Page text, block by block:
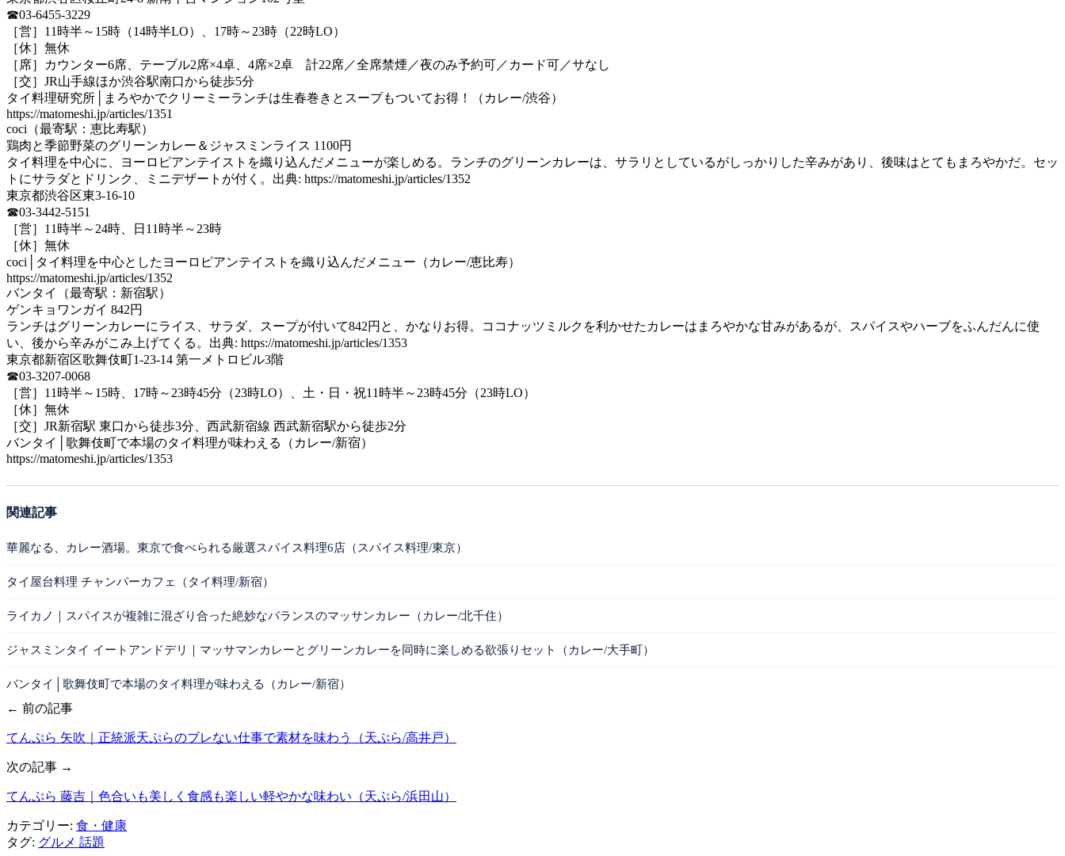
☎03-6455-3229
［営］11時半～15時（14時半LO）、17時～23時（22時LO）
［休］無休
［席］カウンター6席、テーブル2席×4卓、4席×2卓 計22席／全席禁煙／夜のみ予約可／カード可／サなし
［交］JR山手線ほか渋谷駅南口から徒歩5分
タイ料理研究所│まろやかでクリーミーランチは生春巻きとスープもついてお得！（カレー/渋谷）
https://matomeshi.jp/articles/1351
coci（最寄駅：恵比寿駅）
鶏肉と季節野菜のグリーンカレー＆ジャスミンライス 1100円
タイ料理を中心に、ヨーロピアンテイストを織り込んだメニューが楽しめる。ランチのグリーンカレーは、サラリとしているがしっかりした辛みがあり、後味はとてもまろやかだ。セッ
トにサラダとドリンク、ミニデザートが付く。出典: https://matomeshi.jp/articles/1352
東京都渋谷区東3-16-10
☎03-3442-5151
［営］11時半～24時、日11時半～23時
［休］無休
coci│タイ料理を中心としたヨーロピアンテイストを織り込んだメニュー（カレー/恵比寿）
https://matomeshi.jp/articles/1352
バンタイ（最寄駅：新宿駅）
ゲンキョワンガイ 842円
ランチはグリーンカレーにライス、サラダ、スープが付いて842円と、かなりお得。ココナッツミルクを利かせたカレーはまろやかな甘みがあるが、スパイスやハーブをふんだんに使
い、後から辛みがこみ上げてくる。出典: https://matomeshi.jp/articles/1353
東京都新宿区歌舞伎町1-23-14 第一メトロビル3階
☎03-3207-0068
［営］11時半～15時、17時～23時45分（23時LO）、土・日・祝11時半～23時45分（23時LO）
［休］無休
［交］JR新宿駅 東口から徒歩3分、西武新宿線 西武新宿駅から徒歩2分
バンタイ│歌舞伎町で本場のタイ料理が味わえる（カレー/新宿）
https://matomeshi.jp/articles/1353
関連記事
華麗なる、カレー酒場。東京で食べられる厳選スパイス料理6店（スパイス料理/東京）
タイ屋台料理 チャンパーカフェ（タイ料理/新宿）
ライカノ｜スパイスが複雑に混ざり合った絶妙なバランスのマッサンカレー（カレー/北千住）
ジャスミンタイ イートアンドデリ｜マッサマンカレーとグリーンカレーを同時に楽しめる欲張りセット（カレー/大手町）
バンタイ│歌舞伎町で本場のタイ料理が味わえる（カレー/新宿）
← 前の記事
てんぷら 矢吹｜正統派天ぷらのブレない仕事で素材を味わう（天ぷら/高井戸）
次の記事 →
てんぷら 藤吉｜色合いも美しく食感も楽しい軽やかな味わい（天ぷら/浜田山）
カテゴリー: 食・健康
タグ: グルメ 話題